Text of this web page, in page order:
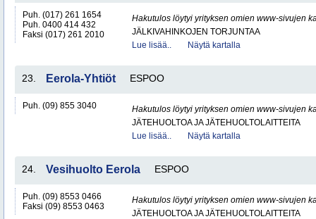
Puh. (017) 261 1654
Puh. 0400 414 432
Faksi (017) 261 2010
Hakutulos löytyi yrityksen omien www-sivujen
JÄLKIVAHINKOJEN TORJUNTAA
Lue lisää..
Näytä kartalla
23. Eerola-Yhtiöt ESPOO
Puh. (09) 855 3040
Hakutulos löytyi yrityksen omien www-sivujen
JÄTEHUOLTOA JA JÄTEHUOLTOLAITTEITA
Lue lisää..
Näytä kartalla
24. Vesihuolto Eerola ESPOO
Puh. (09) 8553 0466
Faksi (09) 8553 0463
Hakutulos löytyi yrityksen omien www-sivujen
JÄTEHUOLTOA JA JÄTEHUOLTOLAITTEITA